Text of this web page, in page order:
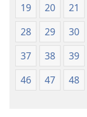
19
20 21
28
29 30
37
38 39
46
47 48